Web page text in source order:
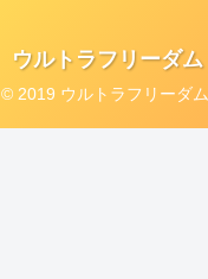
ウルトラフリーダム
© 2019 ウルトラフリーダム.